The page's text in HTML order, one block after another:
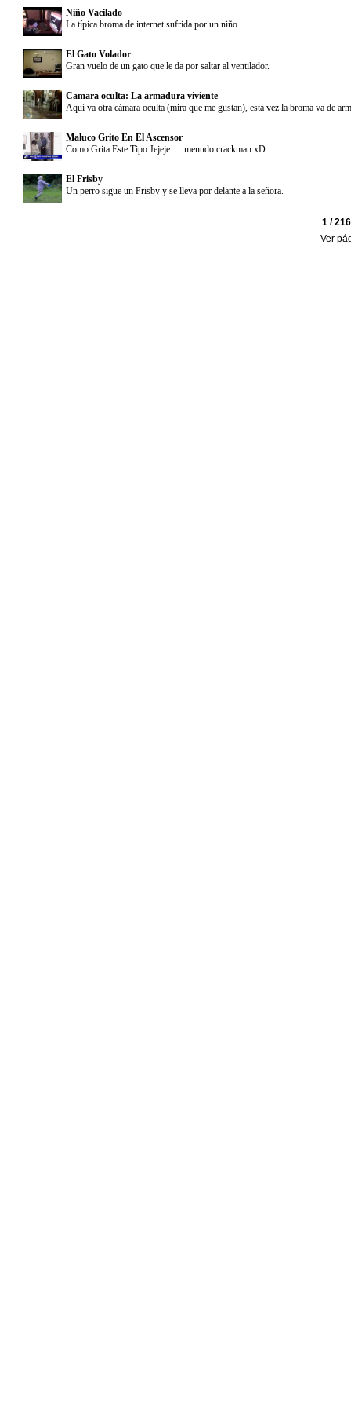
Niño Vacilado
La típica broma de internet sufrida por un niño.
El Gato Volador
Gran vuelo de un gato que le da por saltar al ventilador.
Camara oculta: La armadura viviente
Aquí va otra cámara oculta (mira que me gustan), esta vez la broma va de
Maluco Grito En El Ascensor
Como Grita Este Tipo Jejeje…. menudo crackman xD
El Frisby
Un perro sigue un Frisby y se lleva por delante a la señora.
1 /
Ver